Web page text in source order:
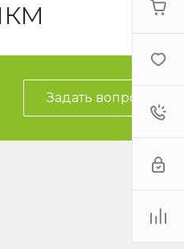
Задать вопрос